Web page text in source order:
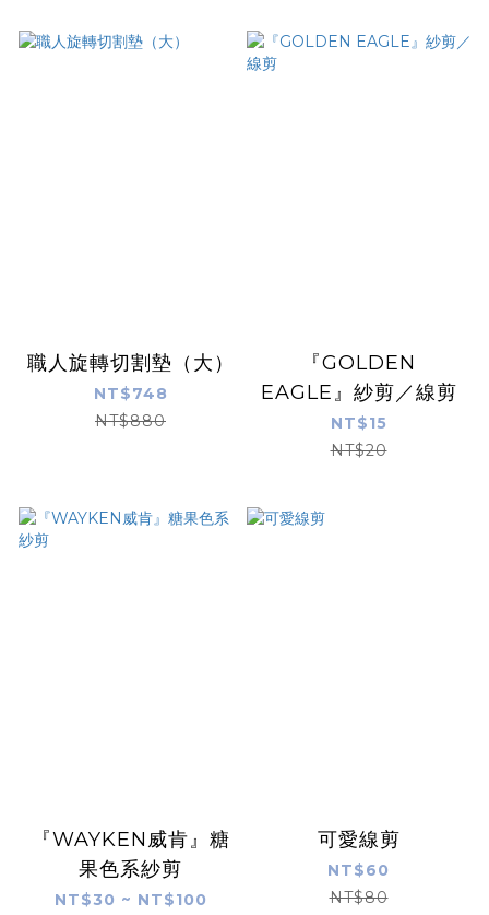
職人旋轉切割墊（大）
NT$748
NT$880
『GOLDEN
EAGLE』紗剪／線剪
NT$15
NT$20
『WAYKEN威肯』糖
果色系紗剪
NT$30 ~ NT$100
可愛線剪
NT$60
NT$80